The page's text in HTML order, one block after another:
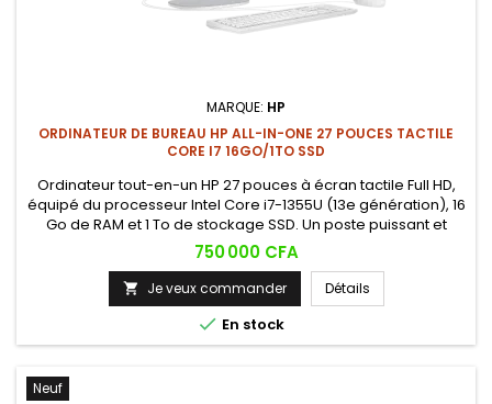
MARQUE: HP
ORDINATEUR DE BUREAU HP ALL-IN-ONE 27 POUCES TACTILE
CORE I7 16GO/1TO SSD
Ordinateur tout-en-un HP 27 pouces à écran tactile Full HD,
équipé du processeur Intel Core i7-1355U (13e génération), 16
Go de RAM et 1 To de stockage SSD. Un poste puissant et
élégant, idéal pour la productivité, la création et le multitâche
exigeant.
Prix
750 000 CFA
 Je veux commander Détails
 En stock
Neuf